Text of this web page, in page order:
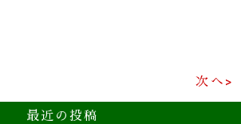
次へ>
最近の投稿